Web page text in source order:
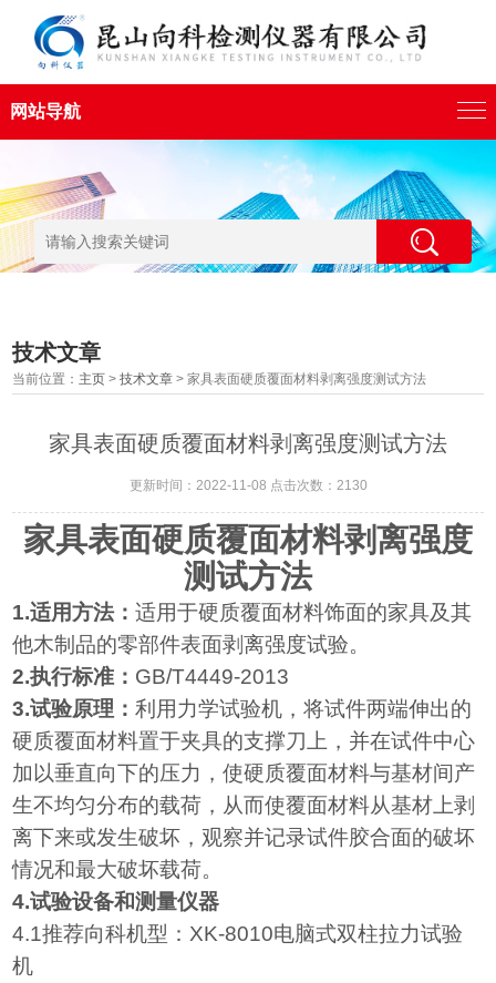
网站导航
技术文章
当前位置： 主页 >技术文章 > 家具表面硬质覆面材料剥离强度测试方法
家具表面硬质覆面材料剥离强度测试方法
更新时间：2022-11-08 点击次数：2130
家具表面硬质覆面材料剥离强度
测试方法
1.适用方法：适用于硬质覆面材料饰面的家具及其
他木制品的零部件表面剥离强度试验。
2.执行标准： GB/T4449-2013
3.试验原理：利用力学试验机，将试件两端伸出的
硬质覆面材料置于夹具的支撑刀上，并在试件中心
加以垂直向下的压力，使硬质覆面材料与基材间产
生不均匀分布的载荷，从而使覆面材料从基材上剥
离下来或发生破坏，观察并记录试件胶合面的破坏
情况和最大破坏载荷。
4.试验设备和测量仪器
4.1推荐向科机型： XK-8010电脑式双柱拉力试验
机